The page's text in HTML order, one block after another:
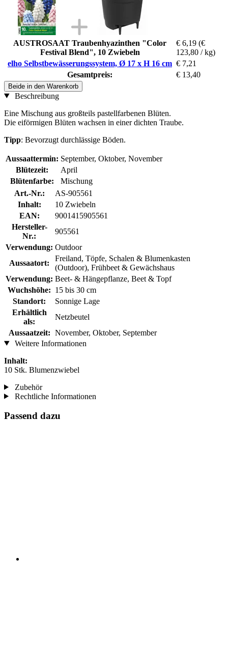
AUSTROSAAT Traubenhyazinthen "Color
Festival Blend", 10 Zwiebeln
€ 6,19 (€
123,80 / kg)
elho Selbstbewässerungssystem, Ø 17 x H 16 cm € 7,21
Gesamtpreis:
€ 13,40
Beide in den Warenkorb
Beschreibung
Eine Mischung aus großteils pastellfarbenen Blüten.
Die eiförmigen Blüten wachsen in einer dichten Traube.
Tipp: Bevorzugt durchlässige Böden.
Aussaattermin: September, Oktober, November
Blütezeit:
April
Blütenfarbe:
Mischung
Art.-Nr.:
AS-905561
Inhalt:
10 Zwiebeln
EAN:
9001415905561
Hersteller-
Nr.:
905561
Verwendung: Outdoor
Aussaatort:
Freiland, Töpfe, Schalen & Blumenkasten
(Outdoor), Frühbeet & Gewächshaus
Verwendung: Beet- & Hängepflanze, Beet & Topf
Wuchshöhe: 15 bis 30 cm
Standort:
Sonnige Lage
Erhältlich
als:
Netzbeutel
Aussaatzeit: November, Oktober, September
Weitere Informationen
Inhalt:
10 Stk. Blumenzwiebel
Zubehör
Rechtliche Informationen
Passend dazu